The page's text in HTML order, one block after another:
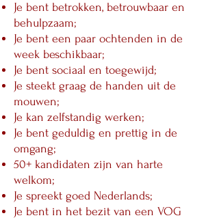
Je bent betrokken, betrouwbaar en
behulpzaam;
Je bent een paar ochtenden in de
week beschikbaar;
Je bent sociaal en toegewijd;
Je steekt graag de handen uit de
mouwen;
Je kan zelfstandig werken;
Je bent geduldig en prettig in de
omgang;
50+ kandidaten zijn van harte
welkom;
Je spreekt goed Nederlands;
Je bent in het bezit van een VOG